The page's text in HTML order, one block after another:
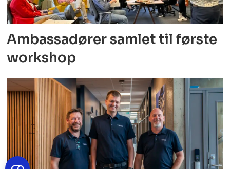
Ambassadører samlet til første
workshop